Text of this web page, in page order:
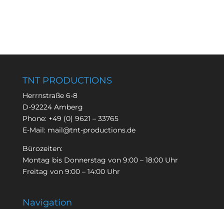
TNT PRODUCTIONS
Herrnstraße 6-8
D-92224 Amberg
Phone: +49 (0) 9621 – 33765
E-Mail: mail@tnt-productions.de
Bürozeiten:
Montag bis Donnerstag von 9:00 – 18:00 Uhr
Freitag von 9:00 – 14:00 Uhr
Navigation